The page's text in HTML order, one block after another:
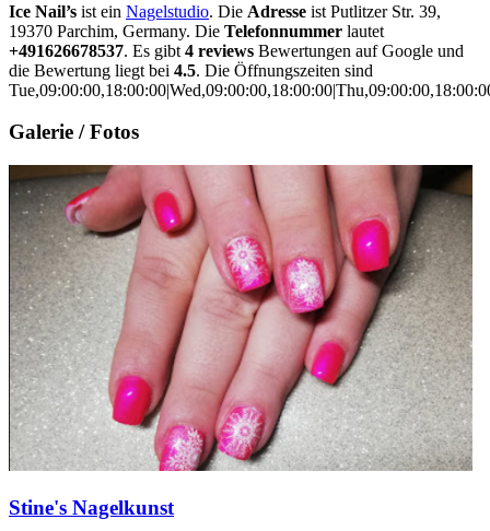
Ice Nail’s ist ein Nagelstudio. Die Adresse ist Putlitzer Str. 39,
19370 Parchim, Germany. Die Telefonnummer lautet
+491626678537. Es gibt 4 reviews Bewertungen auf Google und
die Bewertung liegt bei 4.5. Die Öffnungszeiten sind
Galerie / Fotos
Stine's Nagelkunst